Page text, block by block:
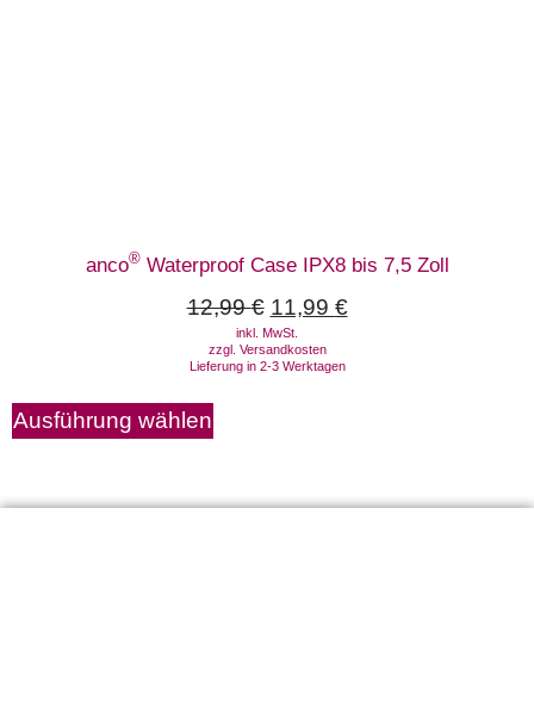
anco®Waterproof Case IPX8 bis 7,5 Zoll
12,99€ 11,99 €
inkl. MwSt.
zzgl. Versandkosten
Lieferung in 2-3 Werktagen
Ausführung wählen